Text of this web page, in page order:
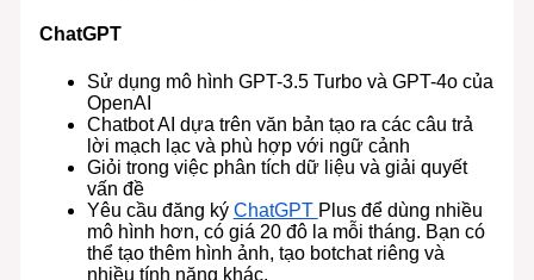
ChatGPT
Sử dụng mô hình GPT-3.5 Turbo và GPT-4o của
OpenAI
Chatbot AI dựa trên văn bản tạo ra các câu trả
lời mạch lạc và phù hợp với ngữ cảnh
Giỏi trong việc phân tích dữ liệu và giải quyết
vấn đề
Yêu cầu đăng ký ChatGPT Plus để dùng nhiều
mô hình hơn, có giá 20 đô la mỗi tháng. Bạn có
thể tạo thêm hình ảnh, tạo botchat riêng và
nhiều tính năng khác.